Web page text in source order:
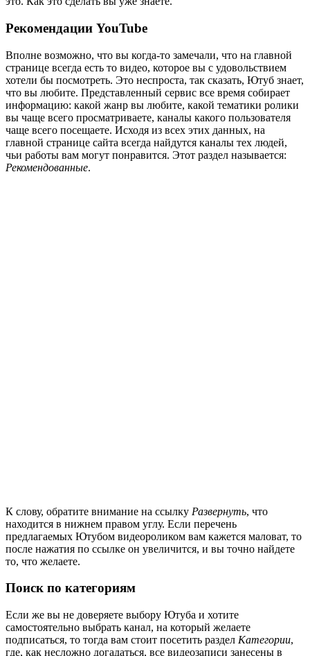
Рекомендации YouTube
Вполне возможно, что вы когда-то замечали, что на главной
странице всегда есть то видео, которое вы с удовольствием
хотели бы посмотреть. Это неспроста, так сказать, Ютуб знает,
что вы любите. Представленный сервис все время собирает
информацию: какой жанр вы любите, какой тематики ролики
вы чаще всего просматриваете, каналы какого пользователя
чаще всего посещаете. Исходя из всех этих данных, на
главной странице сайта всегда найдутся каналы тех людей,
чьи работы вам могут понравится. Этот раздел называется:
Рекомендованные.
К слову, обратите внимание на ссылку Развернуть, что
находится в нижнем правом углу. Если перечень
предлагаемых Ютубом видеороликом вам кажется маловат, то
после нажатия по ссылке он увеличится, и вы точно найдете
то, что желаете.
Поиск по категориям
Если же вы не доверяете выбору Ютуба и хотите
самостоятельно выбрать канал, на который желаете
подписаться, то тогда вам стоит посетить раздел Категории,
где, как несложно догадаться, все видеозаписи занесены в